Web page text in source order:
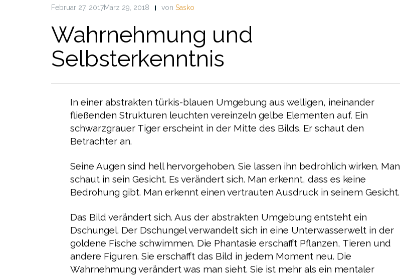
Februar 27, 2017März 29, 2018 von Sasko
Wahrnehmung und
Selbsterkenntnis
In einer abstrakten türkis-blauen Umgebung aus welligen, ineinander
fließenden Strukturen leuchten vereinzeln gelbe Elementen auf. Ein
schwarzgrauer Tiger erscheint in der Mitte des Bilds. Er schaut den
Betrachter an.
Seine Augen sind hell hervorgehoben. Sie lassen ihn bedrohlich wirken. Man
schaut in sein Gesicht. Es verändert sich. Man erkennt, dass es keine
Bedrohung gibt. Man erkennt einen vertrauten Ausdruck in seinem Gesicht.
Das Bild verändert sich. Aus der abstrakten Umgebung entsteht ein
Dschungel. Der Dschungel verwandelt sich in eine Unterwasserwelt in der
goldene Fische schwimmen. Die Phantasie erschafft Pflanzen, Tieren und
andere Figuren. Sie erschafft das Bild in jedem Moment neu. Die
Wahrnehmung verändert was man sieht. Sie ist mehr als ein mentaler